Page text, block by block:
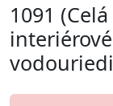
1091